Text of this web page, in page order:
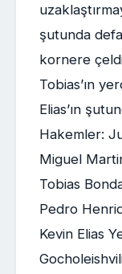
şutunda
kornere
Tobias’ın
Elias’ın
Hakemler:
Miguel
Tobias
Pedro
Kevin Elias